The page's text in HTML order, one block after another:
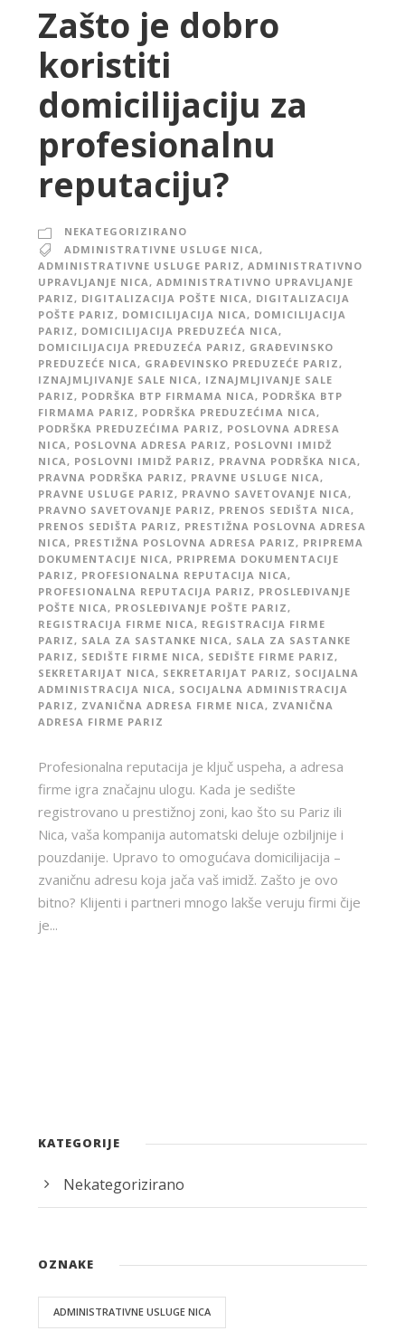
Zašto je dobro
koristiti
domicilijaciju za
profesionalnu
reputaciju?
NEKATEGORIZIRANO
ADMINISTRATIVNE USLUGE NICA ,
ADMINISTRATIVNE USLUGE PARIZ , ADMINISTRATIVNO
UPRAVLJANJE NICA , ADMINISTRATIVNO UPRAVLJANJE
PARIZ , DIGITALIZACIJA POŠTE NICA , DIGITALIZACIJA
POŠTE PARIZ , DOMICILIJACIJA NICA , DOMICILIJACIJA
PARIZ , DOMICILIJACIJA PREDUZEĆA NICA ,
DOMICILIJACIJA PREDUZEĆA PARIZ , GRAĐEVINSKO
PREDUZEĆE NICA , GRAĐEVINSKO PREDUZEĆE PARIZ ,
IZNAJMLJIVANJE SALE NICA , IZNAJMLJIVANJE SALE
PARIZ , PODRŠKA BTP FIRMAMA NICA , PODRŠKA BTP
FIRMAMA PARIZ , PODRŠKA PREDUZEĆIMA NICA ,
PODRŠKA PREDUZEĆIMA PARIZ , POSLOVNA ADRESA
NICA , POSLOVNA ADRESA PARIZ , POSLOVNI IMIDŽ
NICA , POSLOVNI IMIDŽ PARIZ , PRAVNA PODRŠKA NICA ,
PRAVNA PODRŠKA PARIZ , PRAVNE USLUGE NICA ,
PRAVNE USLUGE PARIZ , PRAVNO SAVETOVANJE NICA ,
PRAVNO SAVETOVANJE PARIZ , PRENOS SEDIŠTA NICA ,
PRENOS SEDIŠTA PARIZ , PRESTIŽNA POSLOVNA ADRESA
NICA , PRESTIŽNA POSLOVNA ADRESA PARIZ , PRIPREMA
DOKUMENTACIJE NICA , PRIPREMA DOKUMENTACIJE
PARIZ , PROFESIONALNA REPUTACIJA NICA ,
PROFESIONALNA REPUTACIJA PARIZ , PROSLEĐIVANJE
POŠTE NICA , PROSLEĐIVANJE POŠTE PARIZ ,
REGISTRACIJA FIRME NICA , REGISTRACIJA FIRME
PARIZ , SALA ZA SASTANKE NICA , SALA ZA SASTANKE
PARIZ , SEDIŠTE FIRME NICA , SEDIŠTE FIRME PARIZ ,
SEKRETARIJAT NICA , SEKRETARIJAT PARIZ , SOCIJALNA
ADMINISTRACIJA NICA , SOCIJALNA ADMINISTRACIJA
PARIZ , ZVANIČNA ADRESA FIRME NICA , ZVANIČNA
ADRESA FIRME PARIZ
Profesionalna reputacija je ključ uspeha, a adresa
firme igra značajnu ulogu. Kada je sedište
registrovano u prestižnoj zoni, kao što su Pariz ili
Nica, vaša kompanija automatski deluje ozbiljnije i
pouzdanije. Upravo to omogućava domicilijacija –
zvaničnu adresu koja jača vaš imidž. Zašto je ovo
bitno? Klijenti i partneri mnogo lakše veruju firmi čije
je...
KATEGORIJE
Nekategorizirano
OZNAKE
ADMINISTRATIVNE USLUGE NICA